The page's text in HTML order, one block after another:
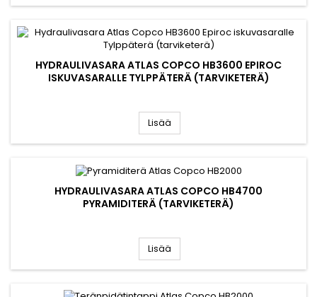
HYDRAULIVASARA ATLAS COPCO HB3600 EPIROC
ISKUVASARALLE TYLPPÄTERÄ (TARVIKETERÄ)
Lisää
HYDRAULIVASARA ATLAS COPCO HB4700
PYRAMIDITERÄ (TARVIKETERÄ)
Lisää